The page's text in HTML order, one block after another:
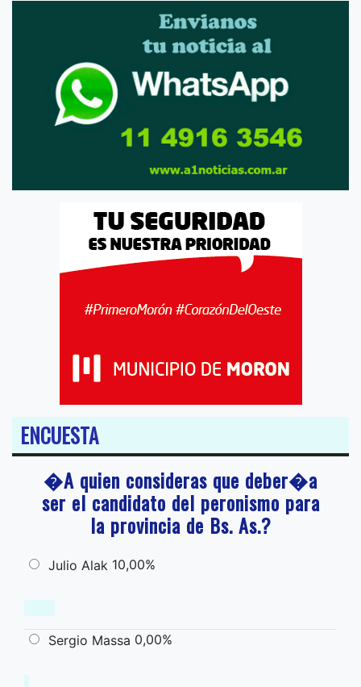
ENCUESTA
�A quien consideras que deber�a
ser el candidato del peronismo para
la provincia de Bs. As.?
Julio Alak 10,00%
Sergio Massa 0,00%